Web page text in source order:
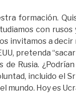
formación.
con
invitamos a
pretenda
Rusia.
incluido el
mundo. Hoy es